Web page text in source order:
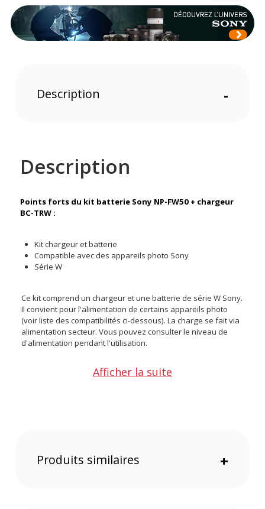
Description -
Description
Points forts du kit batterie Sony NP-FW50 + chargeur
BC-TRW :
Kit chargeur et batterie
Compatible avec des appareils photo Sony
Série W
Ce kit comprend un chargeur et une batterie de série W Sony.
Il convient pour l'alimentation de certains appareils photo
(voir liste des compatibilités ci-dessous). La charge se fait via
alimentation secteur. Vous pouvez consulter le niveau de
d'alimentation pendant l'utilisation.
Caractéristiques du kit batterie Sony NP-FW50 +
chargeur BC-TRW :
Sony : RX10 IV ; A5100 ; A6000 ; A6100 ; A6400 ; A6500 ; A7 II ;
Afficher la suite
Produits similaires +